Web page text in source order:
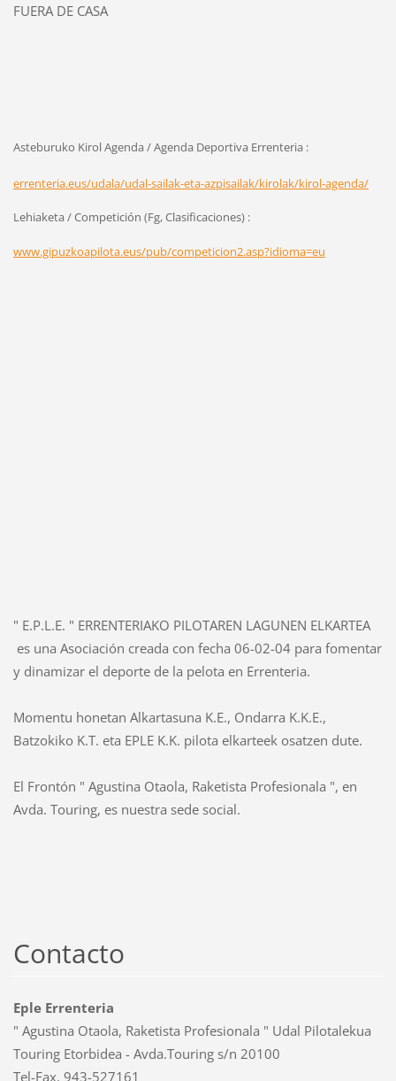
FUERA DE CASA
Asteburuko Kirol Agenda / Agenda Deportiva Errenteria :
errenteria.eus/udala/udal-sailak-eta-azpisailak/kirolak/kirol-agenda/
Lehiaketa / Competición (Fg, Clasificaciones) :
www.gipuzkoapilota.eus/pub/competicion2.asp?idioma=eu
" E.P.L.E. " ERRENTERIAKO PILOTAREN LAGUNEN ELKARTEA
es una Asociación creada con fecha 06-02-04 para fomentar
y dinamizar el deporte de la pelota en Errenteria.
Momentu honetan Alkartasuna K.E., Ondarra K.K.E.,
Batzokiko K.T. eta EPLE K.K. pilota elkarteek osatzen dute.
El Frontón " Agustina Otaola, Raketista Profesionala ", en
Avda. Touring, es nuestra sede social.
Contacto
Eple Errenteria
" Agustina Otaola, Raketista Profesionala " Udal Pilotalekua
Touring Etorbidea - Avda.Touring s/n 20100
Tel-Fax. 943-527161